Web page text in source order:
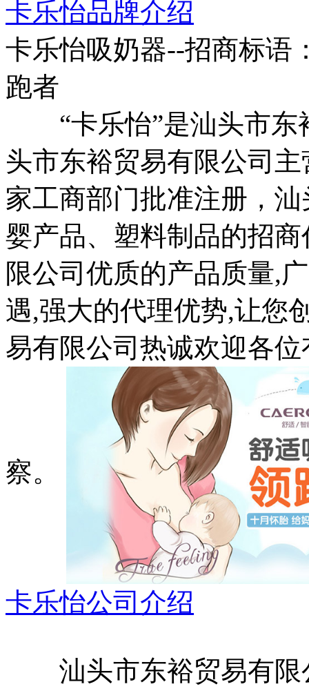
卡乐怡品牌介绍
卡乐怡吸奶器--招商标语
跑者
“卡乐怡”是汕头市东
头市东裕贸易有限公司
家工商部门批准注册，
婴产品、塑料制品的招
限公司优质的产品质量,
遇,强大的代理优势,让您
易有限公司热诚欢迎各
察。
卡乐怡公司介绍
汕头市东裕贸易有限